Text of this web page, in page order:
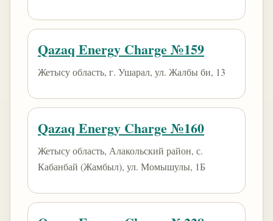
Qazaq Energy Charge №159
Жетысу область, г. Ушарал, ул. Жалбы би, 13
Qazaq Energy Charge №160
Жетысу область, Алакольский район, с.
Кабанбай (Жамбыл), ул. Момышулы, 1Б